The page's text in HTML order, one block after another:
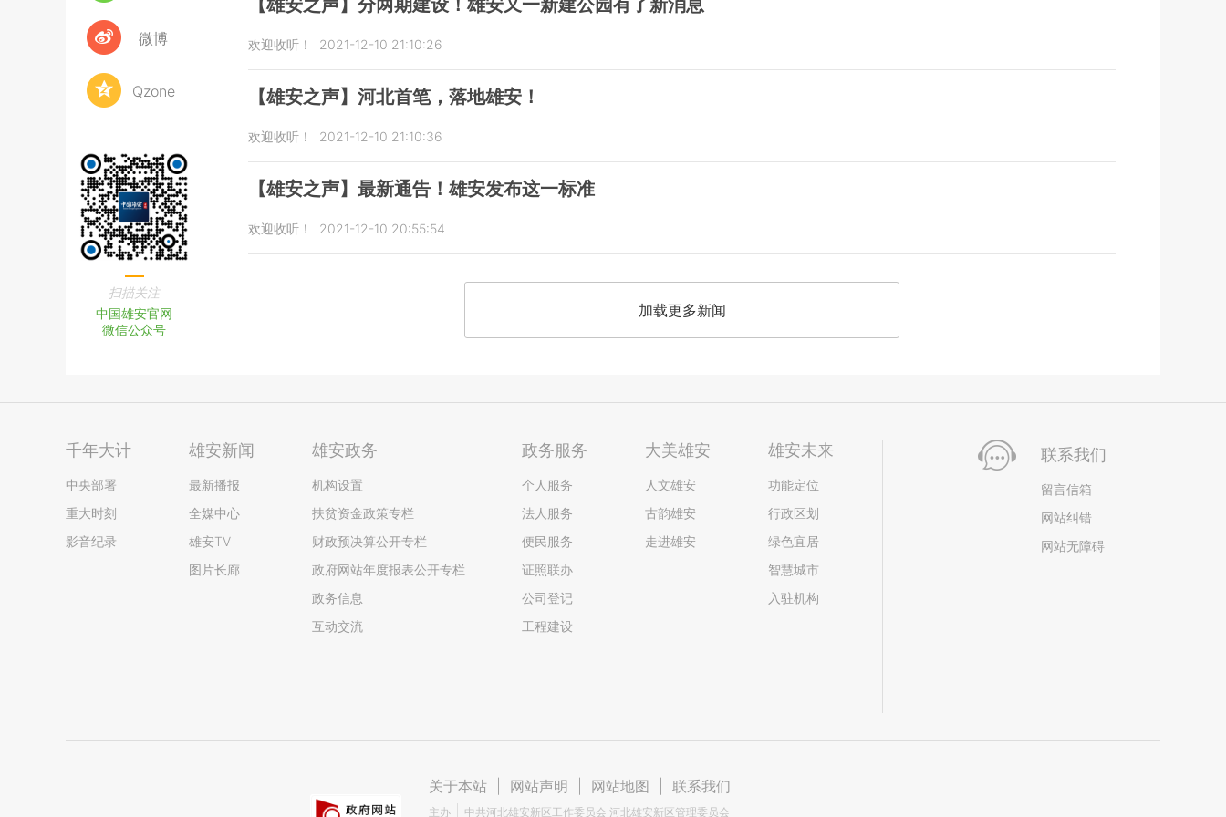
微博
Qzone
扫描关注
中国雄安官网
微信公众号
【雄安之声】分两期建设！雄安又一新建公园有了新消息
欢迎收听！ 2021-12-10 21:10:26
【雄安之声】河北首笔，落地雄安！
欢迎收听！ 2021-12-10 21:10:36
【雄安之声】最新通告！雄安发布这一标准
欢迎收听！ 2021-12-10 20:55:54
加载更多新闻
千年大计
中央部署
重大时刻
影音纪录
雄安新闻
最新播报
全媒中心
雄安TV
图片长廊
雄安政务
机构设置
扶贫资金政策专栏
财政预决算公开专栏
政府网站年度报表公开专栏
政务信息
互动交流
政务服务
个人服务
法人服务
便民服务
证照联办
公司登记
工程建设
大美雄安
人文雄安
古韵雄安
走进雄安
雄安未来
功能定位
行政区划
绿色宜居
智慧城市
入驻机构
联系我们
留言信箱
网站纠错
网站无障碍
关于本站 网站声明 网站地图 联系我们
主办 中共河北雄安新区工作委员会 河北雄安新区管理委员会